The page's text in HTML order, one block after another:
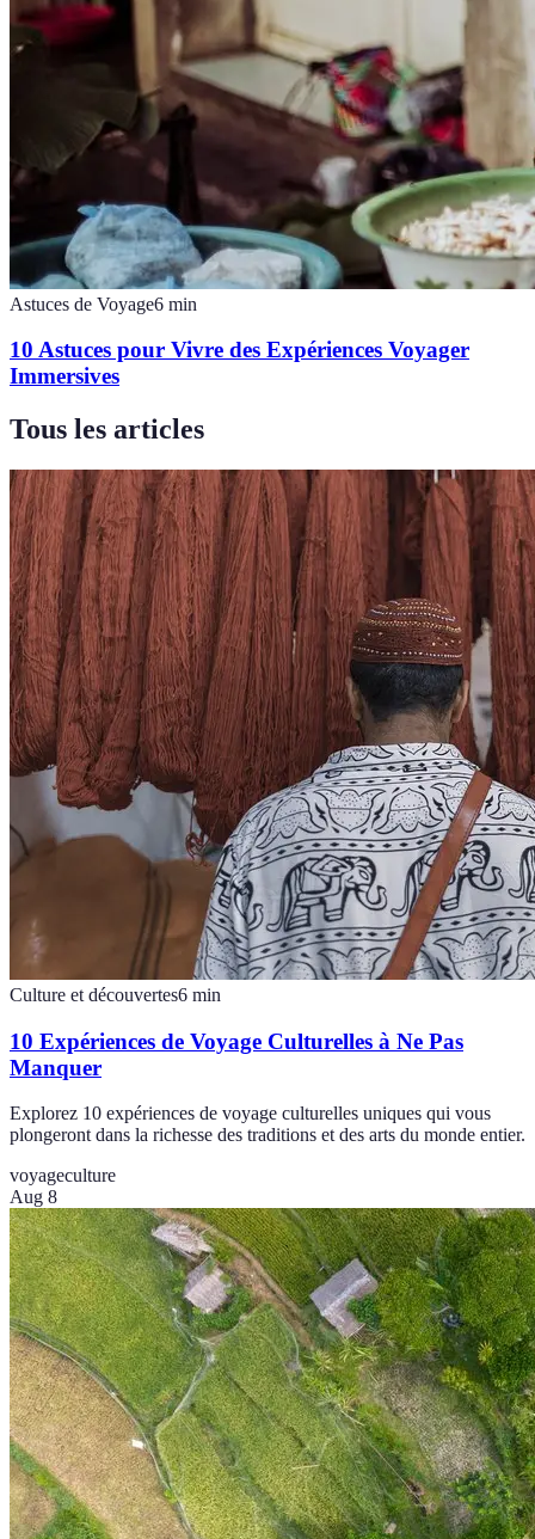
Astuces de Voyage6 min
10 Astuces pour Vivre des Expériences Voyager
Immersives
Tous les articles
Culture et découvertes6 min
10 Expériences de Voyage Culturelles à Ne Pas
Manquer
Explorez 10 expériences de voyage culturelles uniques qui vous
plongeront dans la richesse des traditions et des arts du monde entier.
voyageculture
Aug 8